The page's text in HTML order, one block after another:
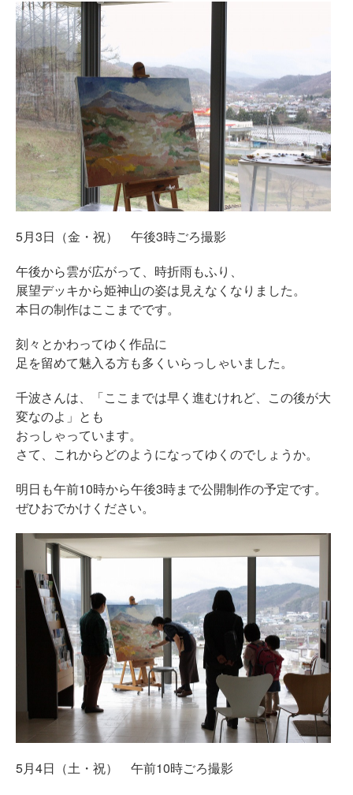
5月3日（金・祝） 午後3時ごろ撮影
午後から雲が広がって、時折雨もふり、
展望デッキから姫神山の姿は見えなくなりました。
本日の制作はここまでです。
刻々とかわってゆく作品に
足を留めて魅入る方も多くいらっしゃいました。
千波さんは、「ここまでは早く進むけれど、この後が大
変なのよ」とも
おっしゃっています。
さて、これからどのようになってゆくのでしょうか。
明日も午前10時から午後3時まで公開制作の予定です。
ぜひおでかけください。
5月4日（土・祝） 午前10時ごろ撮影